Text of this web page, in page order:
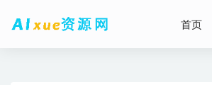
首页